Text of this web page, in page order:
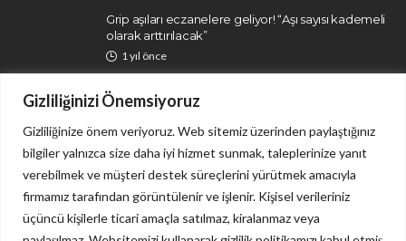
Gizliliğinizi Önemsiyoruz
Gizliliğinize önem veriyoruz. Web sitemiz üzerinden paylaştığınız
bilgiler yalnızca size daha iyi hizmet sunmak, taleplerinize yanıt
verebilmek ve müşteri destek süreçlerini yürütmek amacıyla
firmamız tarafından görüntülenir ve işlenir. Kişisel verileriniz
üçüncü kişilerle ticari amaçla satılmaz, kiralanmaz veya
Grip aşıları eczanelere geliyor! “Aşı sayısı kademeli
olarak arttırılacak”
1 yıl önce
İletişim Gizlilik Politikası